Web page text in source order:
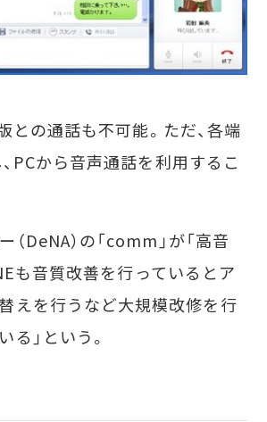
との通話も不可能。ただ、各端
PCから音声通話を利用するこ
DeNA）の「comm」が「高音
も音質改善を行っているとア
えを行うなど大規模改修を行
る」という。